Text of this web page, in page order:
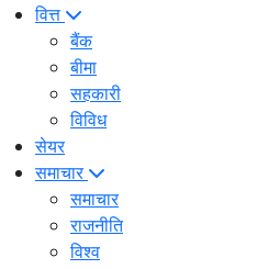
वित्त
बैंक
बीमा
सहकारी
विविध
सेयर
समाचार
समाचार
राजनीति
विश्व